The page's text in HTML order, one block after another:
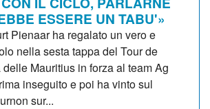
ESSERE UN TABU'»
Pienaar ha regalato un vero e
nella sesta tappa del Tour de
delle Mauritius in forza al team Ag
inseguito e poi ha vinto sul
sur...